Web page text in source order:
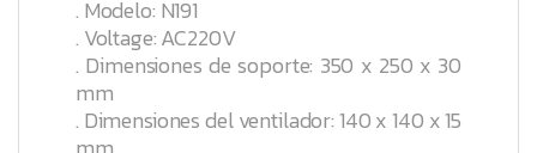
. Modelo: N191
. Voltage: AC220V
. Dimensiones de soporte: 350 x 250 x 30
mm
. Dimensiones del ventilador: 140 x 140 x 15